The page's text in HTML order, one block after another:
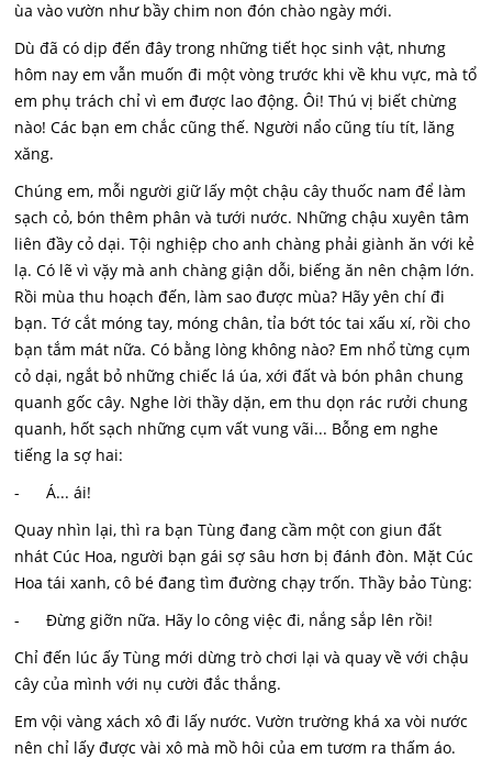
ùa vào vườn như bầy chim non đón chào ngày mới.
Dù đã có dịp đến đây trong những tiết học sinh vật, nhưng
hôm nay em vẫn muốn đi một vòng trước khi về khu vực, mà tổ
em phụ trách chỉ vì em được lao động. Ôi! Thú vị biết chừng
nào! Các bạn em chắc cũng thế. Người nẩo cũng tíu tít, lăng
xăng.
Chúng em, mỗi người giữ lấy một chậu cây thuốc nam để làm
sạch cỏ, bón thêm phân và tưới nước. Những chậu xuyên tâm
liên đầy cỏ dại. Tội nghiệp cho anh chàng phải giành ăn với kẻ
lạ. Có lẽ vì vặy mà anh chàng giận dỗi, biếng ăn nên chậm lớn.
Rồi mùa thu hoạch đến, làm sao được mùa? Hãy yên chí đi
bạn. Tớ cắt móng tay, móng chân, tỉa bớt tóc tai xấu xí, rồi cho
bạn tắm mát nữa. Có bằng lòng không nào? Em nhổ từng cụm
cỏ dại, ngắt bỏ những chiếc lá úa, xới đất và bón phân chung
quanh gốc cây. Nghe lời thầy dặn, em thu dọn rác rưởi chung
quanh, hốt sạch những cụm vất vung vãi... Bỗng em nghe
tiếng la sợ hai:
- Á... ái!
Quay nhìn lại, thì ra bạn Tùng đang cầm một con giun đất
nhát Cúc Hoa, người bạn gái sợ sâu hơn bị đánh đòn. Mặt Cúc
Hoa tái xanh, cô bé đang tìm đường chạy trốn. Thầy bảo Tùng:
- Đừng giỡn nữa. Hãy lo công việc đi, nắng sắp lên rồi!
Chỉ đến lúc ấy Tùng mới dừng trò chơi lại và quay về với chậu
cây của mình với nụ cười đắc thắng.
Em vội vàng xách xô đi lấy nước. Vườn trường khá xa vòi nước
nên chỉ lấy được vài xô mà mồ hôi của em tươm ra thấm áo.